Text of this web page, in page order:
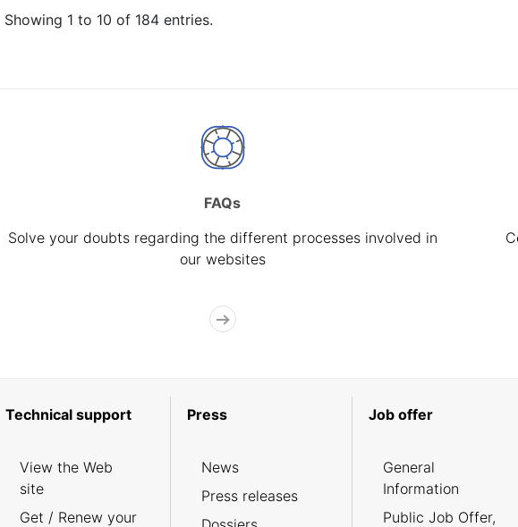
Showing 1 to 10 of 184 entries.
FAQs
Solve your doubts regarding the different processes involved in
our websites
Technical support
View the Web
site
Get / Renew your
Press
News
Press releases
Job offer
General
Information
Public Job Offer,